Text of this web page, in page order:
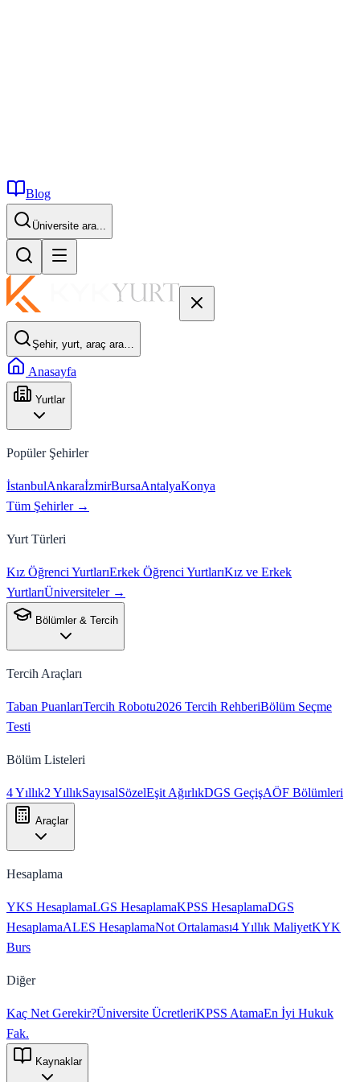
Blog
İstanbul...
Şehir, yurt, araç ara…
Anasayfa
Yurtlar
Popüler Şehirler
İstanbulAnkaraİzmirBursaAntalyaKonya
Tüm Şehirler →
Yurt Türleri
Kız Öğrenci YurtlarıErkek Öğrenci YurtlarıKız ve Erkek
YurtlarıÜniversiteler →
Bölümler & Tercih
Tercih Araçları
Taban PuanlarıTercih Robotu2026 Tercih RehberiBölüm Seçme
Testi
Bölüm Listeleri
4 Yıllık2 YıllıkSayısalSözelEşit AğırlıkDGS GeçişAÖF Bölümleri
Araçlar
Hesaplama
YKS HesaplamaLGS HesaplamaKPSS HesaplamaDGS
HesaplamaALES HesaplamaNot Ortalaması4 Yıllık MaliyetKYK
Burs
Diğer
Kaç Net Gerekir?Üniversite ÜcretleriKPSS AtamaEn İyi Hukuk
Fak.
Kaynaklar